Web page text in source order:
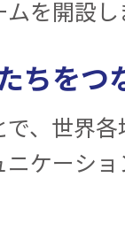
を開設
ちをつ
、世界
ケーシ